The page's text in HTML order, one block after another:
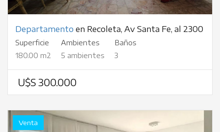
Departamento en Recoleta, Av Santa Fe, al 2300
Superficie
180.00 m2
Ambientes
5 ambientes
Baños
3
U$S 300.000
Venta